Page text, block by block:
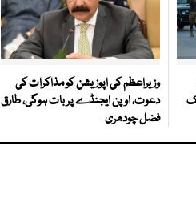
وزیراعظم کی اپوزیشن کو مذاکرات کی
دعوت، اوپن ایجنڈے پر بات ہوگی، طارق
فضل چودھری